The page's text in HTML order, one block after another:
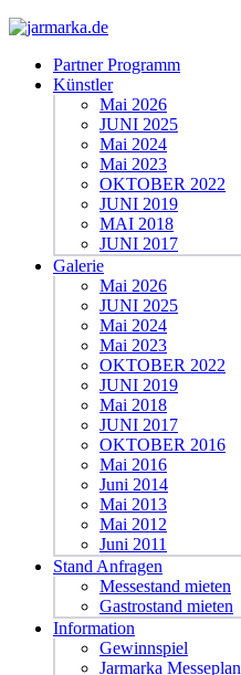
Partner Programm
Künstler
Mai 2026
JUNI 2025
Mai 2024
Mai 2023
OKTOBER 2022
JUNI 2019
MAI 2018
JUNI 2017
Galerie
Mai 2026
JUNI 2025
Mai 2024
Mai 2023
OKTOBER 2022
JUNI 2019
Mai 2018
JUNI 2017
OKTOBER 2016
Mai 2016
Juni 2014
Mai 2013
Mai 2012
Juni 2011
Stand Anfragen
Messestand mieten
Gastrostand mieten
Information
Gewinnspiel
Jarmarka Messeplan